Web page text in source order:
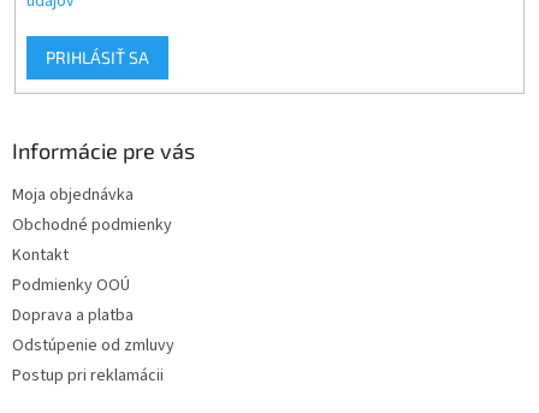
PRIHLÁSIŤ SA
Informácie pre vás
Moja objednávka
Obchodné podmienky
Kontakt
Podmienky OOÚ
Doprava a platba
Odstúpenie od zmluvy
Postup pri reklamácii